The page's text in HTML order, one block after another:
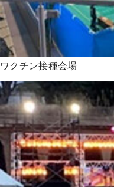
ワクチン接種会場